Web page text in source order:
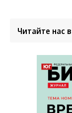
Читайте нас в